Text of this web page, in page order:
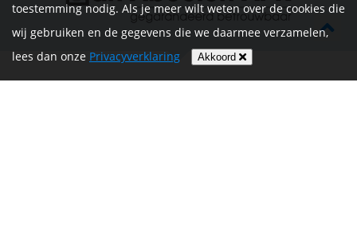
toestemming nodig. Als je meer wilt weten over de cookies die
wij gebruiken en de gegevens die we daarmee verzamelen,
lees dan onze Privacyverklaring Akkoord